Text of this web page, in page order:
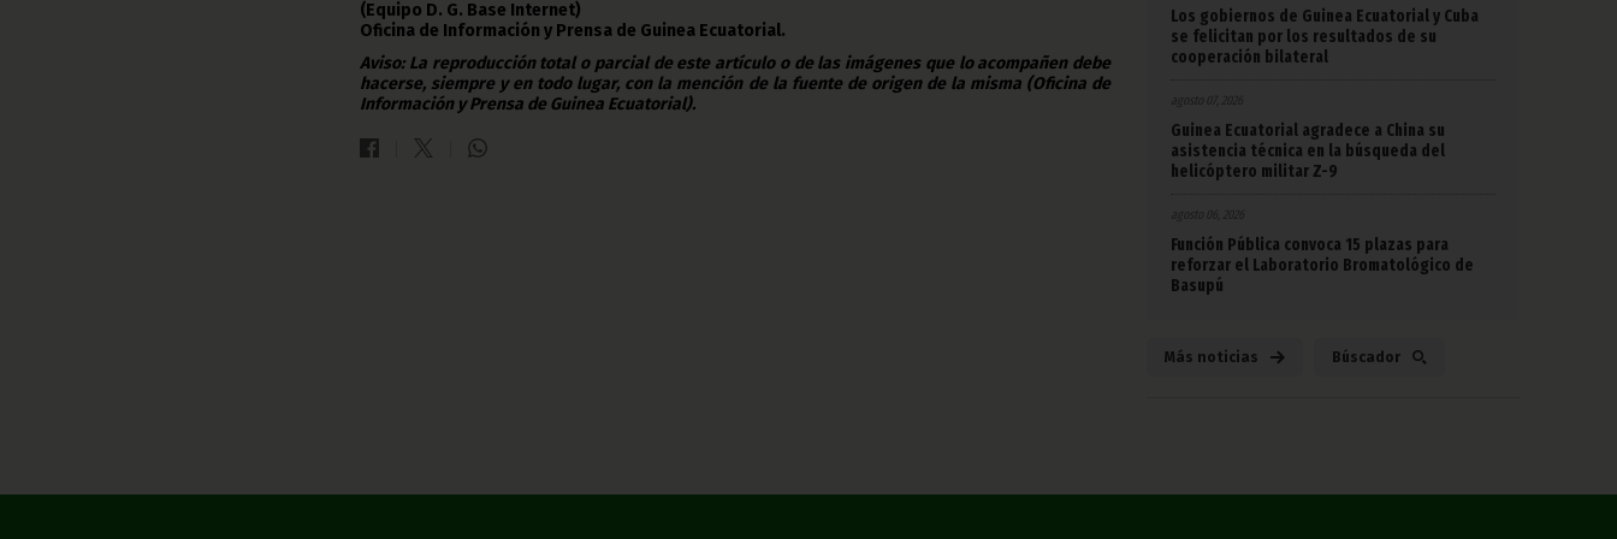
(Equipo D. G. Base Internet)
Oficina de Información y Prensa de Guinea Ecuatorial.
Aviso: La reproducción total o parcial de este artículo o de las imágenes que lo acompañen debe
hacerse, siempre y en todo lugar, con la mención de la fuente de origen de la misma (Oficina de
Información y Prensa de Guinea Ecuatorial).
Los gobiernos de Guinea Ecuatorial y Cuba
se felicitan por los resultados de su
cooperación bilateral
agosto 07, 2026
Guinea Ecuatorial agradece a China su
asistencia técnica en la búsqueda del
helicóptero militar Z-9
agosto 06, 2026
Función Pública convoca 15 plazas para
reforzar el Laboratorio Bromatológico de
Basupú
Más noticias Búscador